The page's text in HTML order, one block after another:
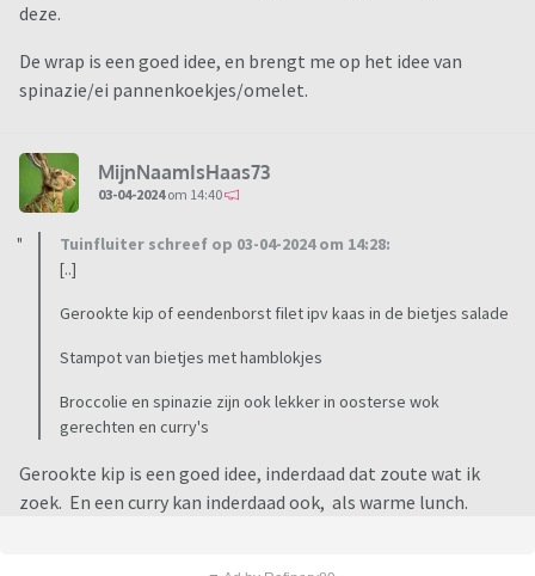
deze.
De wrap is een goed idee, en brengt me op het idee van
spinazie/ei pannenkoekjes/omelet.
MijnNaamIsHaas73
03-04-2024om 14:40
Tuinfluiter schreef op 03-04-2024 om 14:28:
[..]
Gerookte kip of eendenborst filet ipv kaas in de bietjes salade
Stampot van bietjes met hamblokjes
Broccolie en spinazie zijn ook lekker in oosterse wok
gerechten en curry's
Gerookte kip is een goed idee, inderdaad dat zoute wat ik
zoek. En een curry kan inderdaad ook, als warme lunch.